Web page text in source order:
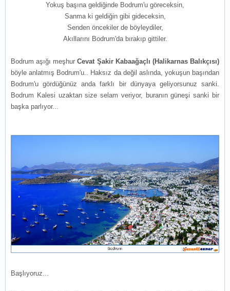
Yokuş başına geldiğinde Bodrum'u göreceksin,
Sanma ki geldiğin gibi gideceksin,
Senden öncekiler de böyleydiler,
Akıllarını Bodrum'da bırakıp gittiler.
Bodrum aşığı meşhurCevat Şakir Kabaağaçlı (Halikarnas Balıkçısı)
böyle anlatmış Bodrum'u.. Haksız da değil aslında, yokuşun başından
Bodrum'u gördüğünüz anda farklı bir dünyaya geliyorsunuz sanki.
Bodrum Kalesi uzaktan size selam veriyor, buranın güneşi sanki bir
başka parlıyor...
Başlıyoruz...